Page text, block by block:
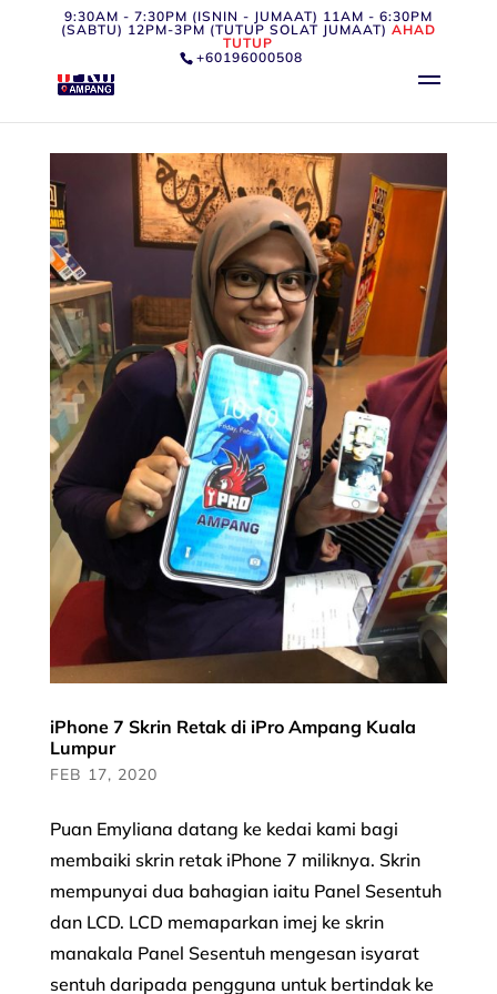
9:30AM - 7:30PM (ISNIN - JUMAAT) 11AM - 6:30PM
(SABTU) 12PM-3PM (TUTUP SOLAT JUMAAT) AHAD
TUTUP
+60196000508
iPhone 7 Skrin Retak di iPro Ampang Kuala
Lumpur
FEB 17, 2020
Puan Emyliana datang ke kedai kami bagi
membaiki skrin retak iPhone 7 miliknya. Skrin
mempunyai dua bahagian iaitu Panel Sesentuh
dan LCD. LCD memaparkan imej ke skrin
manakala Panel Sesentuh mengesan isyarat
sentuh daripada pengguna untuk bertindak ke